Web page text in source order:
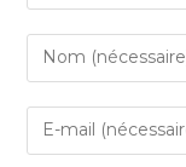
Enter
your
name
Enter
your